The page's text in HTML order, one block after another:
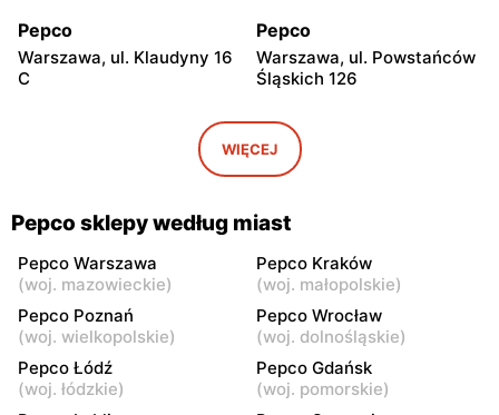
Pepco
Warszawa, ul. Klaudyny 16
C
Pepco
Warszawa, ul. Powstańców
Śląskich 126
Warszawa, ul. Wrocławska
Pepco
Warszawa, ul. Świetlików 8
Pepco
Warszawa, ul. Rembielińska
20
Pepco
11
Pepco
Warszawa, ul. Wierna 23
Pepco
Warszawa, ul. Lazurowa 69
Pepco
Warszawa, ul. Starowiślna
Pepco
Warszawa, ul. Łodygowa
WIĘCEJ
Pepco sklepy według miast
Pepco Warszawa
(woj. mazowieckie)
Pepco Kraków
(woj. małopolskie)
Pepco Poznań
(woj. wielkopolskie)
Pepco Wrocław
(woj. dolnośląskie)
Pepco Łódź
(woj. łódzkie)
Pepco Gdańsk
(woj. pomorskie)